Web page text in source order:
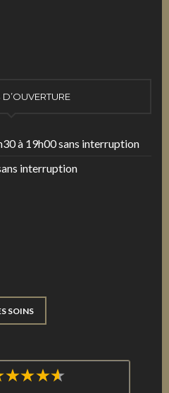
à 19h00 sans interruption
interruption
SOINS